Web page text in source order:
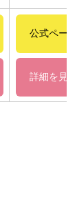
公式ページ
詳細を見る